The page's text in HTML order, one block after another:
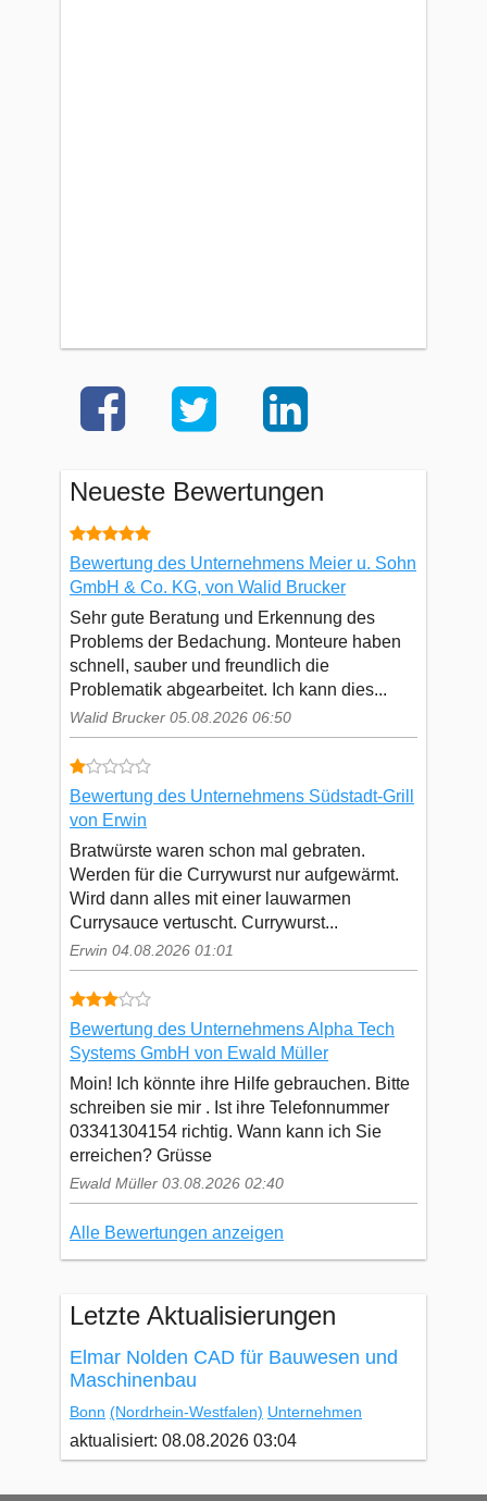
Neueste Bewertungen
Bewertung des Unternehmens Meier u. Sohn
GmbH & Co. KG, von Walid Brucker
Sehr gute Beratung und Erkennung des
Problems der Bedachung. Monteure haben
schnell, sauber und freundlich die
Problematik abgearbeitet. Ich kann dies...
Walid Brucker 05.08.2026 06:50
Bewertung des Unternehmens Südstadt-Grill
von Erwin
Bratwürste waren schon mal gebraten.
Werden für die Currywurst nur aufgewärmt.
Wird dann alles mit einer lauwarmen
Currysauce vertuscht. Currywurst...
Erwin 04.08.2026 01:01
Bewertung des Unternehmens Alpha Tech
Systems GmbH von Ewald Müller
Moin! Ich könnte ihre Hilfe gebrauchen. Bitte
schreiben sie mir . Ist ihre Telefonnummer
03341304154 richtig. Wann kann ich Sie
erreichen? Grüsse
Ewald Müller 03.08.2026 02:40
Alle Bewertungen anzeigen
Letzte Aktualisierungen
Elmar Nolden CAD für Bauwesen und
Maschinenbau
Bonn (Nordrhein-Westfalen) Unternehmen
aktualisiert: 08.08.2026 03:04